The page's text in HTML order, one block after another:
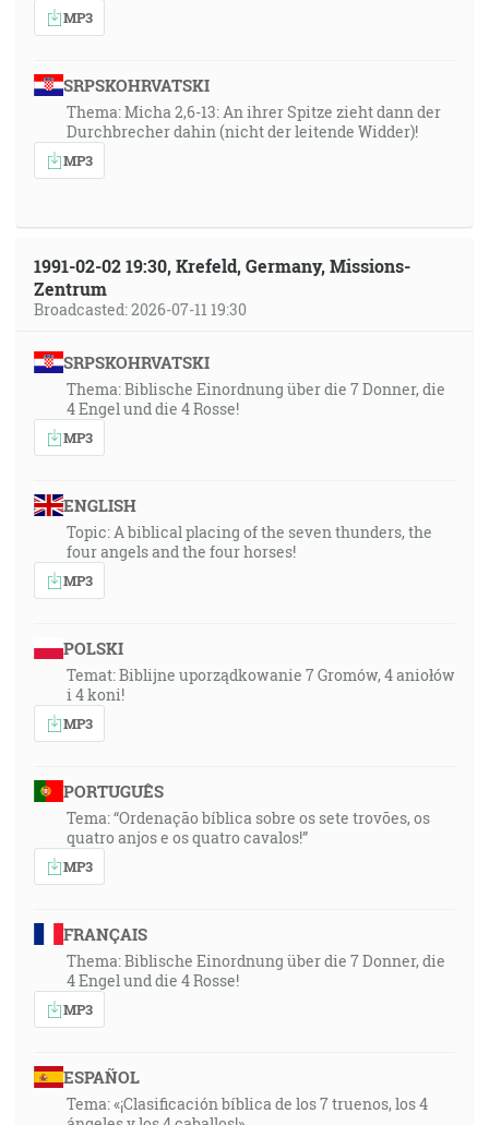
MP3
SRPSKOHRVATSKI
Thema: Micha 2,6-13: An ihrer Spitze zieht dann der
Durchbrecher dahin (nicht der leitende Widder)!
MP3
1991-02-02 19:30, Krefeld, Germany, Missions-
Zentrum
Broadcasted: 2026-07-11 19:30
SRPSKOHRVATSKI
Thema: Biblische Einordnung über die 7 Donner, die
4 Engel und die 4 Rosse!
MP3
ENGLISH
Topic: A biblical placing of the seven thunders, the
four angels and the four horses!
MP3
POLSKI
Temat: Biblijne uporządkowanie 7 Gromów, 4 aniołów
i 4 koni!
MP3
PORTUGUÊS
Tema: “Ordenação bíblica sobre os sete trovões, os
quatro anjos e os quatro cavalos!”
MP3
FRANÇAIS
Thema: Biblische Einordnung über die 7 Donner, die
4 Engel und die 4 Rosse!
MP3
ESPAÑOL
Tema: «¡Clasificación bíblica de los 7 truenos, los 4